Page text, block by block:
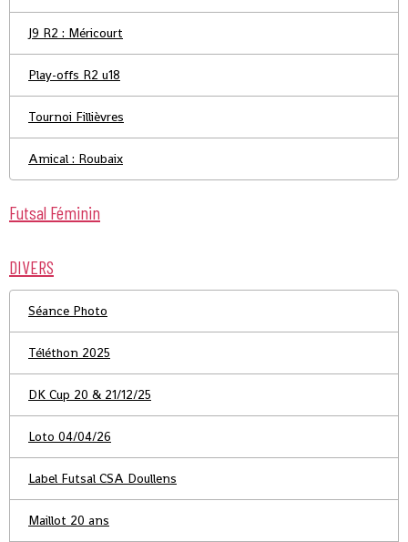
J9 R2 : Méricourt
Play-offs R2 u18
Tournoi Fillièvres
Amical : Roubaix
Futsal Féminin
DIVERS
Séance Photo
Téléthon 2025
DK Cup 20 & 21/12/25
Loto 04/04/26
Label Futsal CSA Doullens
Maillot 20 ans